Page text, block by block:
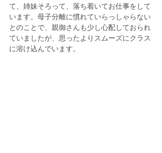
て、姉妹そろって、落ち着いてお仕事をして
います。母子分離に慣れていらっしゃらない
とのことで、親御さんも少し心配しておられ
ていましたが、思ったよりスムーズにクラス
に溶け込んでいます。